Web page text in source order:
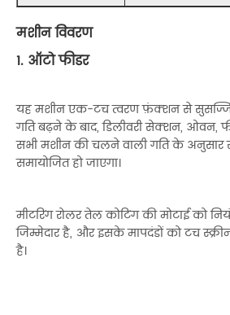
मशीन विवरण
1. ऑटो फीडर
यह मशीन एक-टच त्वरण फ़ंक्शन से
गति बढ़ने के बाद, डिलीवरी सेक्शन, ओवन,
सभी मशीन की चलने वाली गति के अनुसार
समायोजित हो जाएगा।
मीटरिंग रोलर तेल कोटिंग की मोटाई को
जिम्मेदार है, और इसके मापदंडों को टच
है।